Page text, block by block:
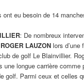
ont eu besoin de 14
: De nombreux
ROGER LAUZONlors d’une
de golf Le Blainvillier.
une longue carrière comme
golf. Parmi ceux et celles